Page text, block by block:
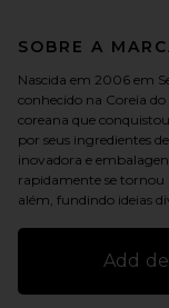
SOBRE A
Nascida em 2006 em
conhecido na Coreia
coreana que
por seus ingredientes
inovadora e
rapidamente se tornou
além, fundindo ideias
Add